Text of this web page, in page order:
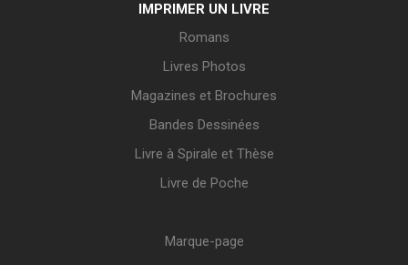
IMPRIMER UN LIVRE
Romans
Livres Photos
Magazines et Brochures
Bandes Dessinées
Livre à Spirale et Thèse
Livre de Poche
Marque-page